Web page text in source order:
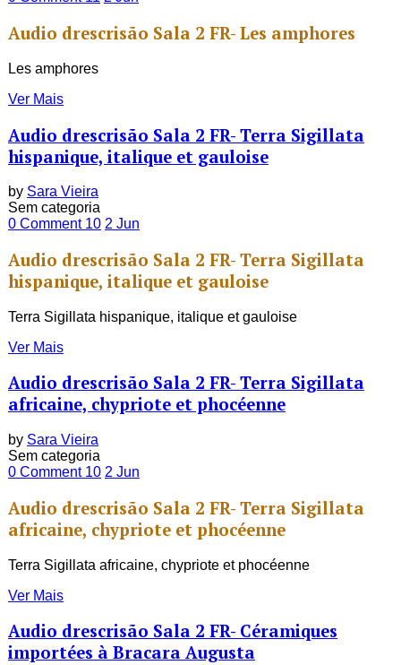
Audio drescrisão Sala 2 FR- Les amphores
Les amphores
Ver Mais
Audio drescrisão Sala 2 FR- Terra Sigillata
hispanique, italique et gauloise
by Sara Vieira
Sem categoria
0 Comment 10 2 Jun
Audio drescrisão Sala 2 FR- Terra Sigillata
hispanique, italique et gauloise
Terra Sigillata hispanique, italique et gauloise
Ver Mais
Audio drescrisão Sala 2 FR- Terra Sigillata
africaine, chypriote et phocéenne
by Sara Vieira
Sem categoria
0 Comment 10 2 Jun
Audio drescrisão Sala 2 FR- Terra Sigillata
africaine, chypriote et phocéenne
Terra Sigillata africaine, chypriote et phocéenne
Ver Mais
Audio drescrisão Sala 2 FR- Céramiques
importées à Bracara Augusta